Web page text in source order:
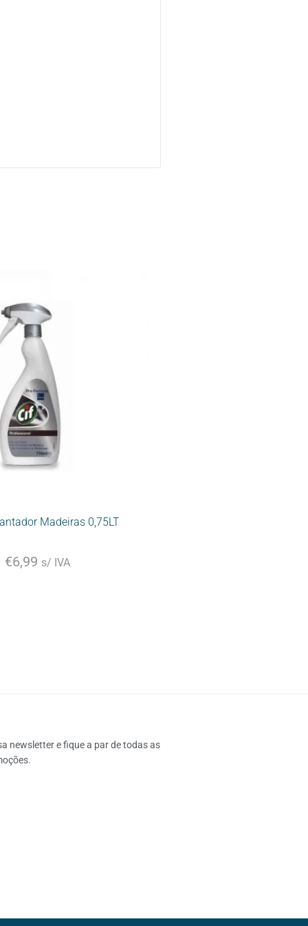
Madeiras 0,75LT
€6,99 s/ IVA
newsletter e fique a par de todas as